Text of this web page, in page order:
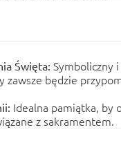
Święta: Symboliczny
zawsze będzie
Idealna pamiątka, by
z sakramentem.